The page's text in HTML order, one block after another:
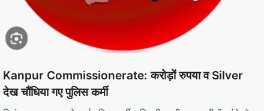
Kanpur Commissionerate: करोड़ोंं रुपया व Silver
देख चौंधिया गए पुलिस कर्मी